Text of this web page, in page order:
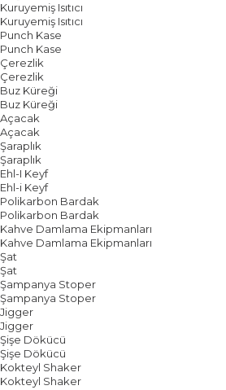
Kuruyemiş Isıtıcı
Kuruyemiş Isıtıcı
Punch Kase
Punch Kase
Çerezlik
Çerezlik
Buz Küreği
Buz Küreği
Açacak
Açacak
Şaraplık
Şaraplık
Ehl-I Keyf
Ehl-i Keyf
Polikarbon Bardak
Polikarbon Bardak
Kahve Damlama Ekipmanları
Kahve Damlama Ekipmanları
Şat
Şat
Şampanya Stoper
Şampanya Stoper
Jigger
Jigger
Şişe Dökücü
Şişe Dökücü
Kokteyl Shaker
Kokteyl Shaker